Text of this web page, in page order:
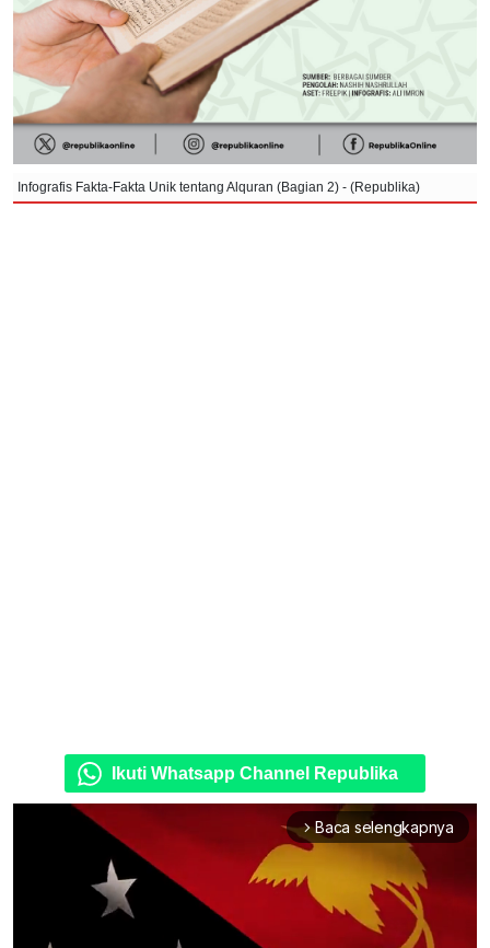
Infografis Fakta-Fakta Unik tentang Alquran (Bagian 2) - (Republika)
Ikuti Whatsapp Channel Republika
arrow_forward_ios Baca selengkapnya